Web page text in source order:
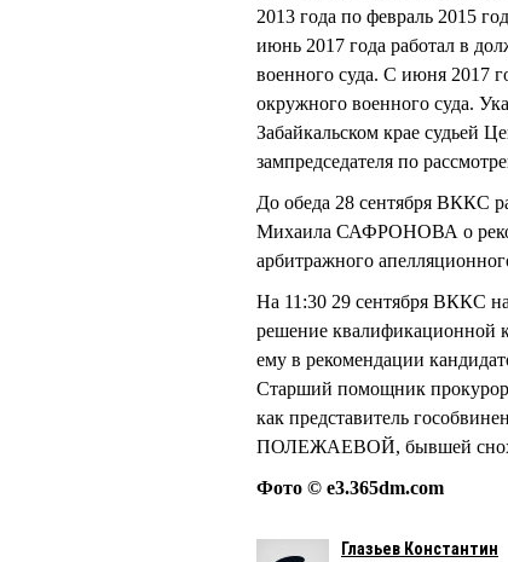
2013 года по февраль 2015
июнь 2017 года работал в
военного суда. С июня 2017
окружного военного суда.
Забайкальском крае судьей
зампредседателя по
До обеда 28 сентября ВККС
Михаила САФРОНОВА о
арбитражного
На 11:30 29 сентября ВККС
решение квалификационной
ему в рекомендации
Старший помощник
как представитель
ПОЛЕЖАЕВОЙ, бывшей
Фото © e3.365dm.com
Глазьев Константин